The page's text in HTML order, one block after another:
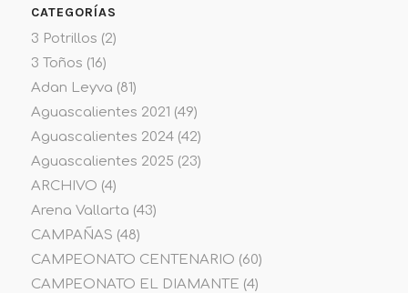
CATEGORÍAS
3 Potrillos (2)
3 Toños (16)
Adan Leyva (81)
Aguascalientes 2021 (49)
Aguascalientes 2024(42)
Aguascalientes 2025 (23)
ARCHIVO (4)
Arena Vallarta (43)
CAMPAÑAS (48)
CAMPEONATO CENTENARIO (60)
CAMPEONATO EL DIAMANTE (4)